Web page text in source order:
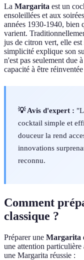
La Margarita est un
ensoleillées et aux
années 1930-1940, bien
varient.
jus de citron vert, elle
simplicité explique son
n'est pas seulement due
capacité à être
💡 Avis d'expert :
cocktail simple et
douceur la rend
innovations
reconnu.
Comment
classique ?
Préparer une Margarita
une attention
une Margarita réussie :